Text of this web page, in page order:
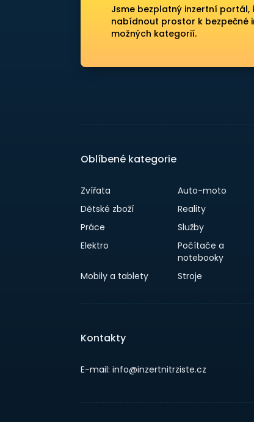
Jsme bezplatný inzertní
nabídnout prostor k bezpečné
možných kategorií.
Oblíbené kategorie
Zvířata
Auto-moto
Dětské zboží
Reality
Práce
Služby
Elektro
Počítače a
notebooky
Mobily a tablety
Stroje
Kontakty
E-mail: info@inzertnitrziste.cz